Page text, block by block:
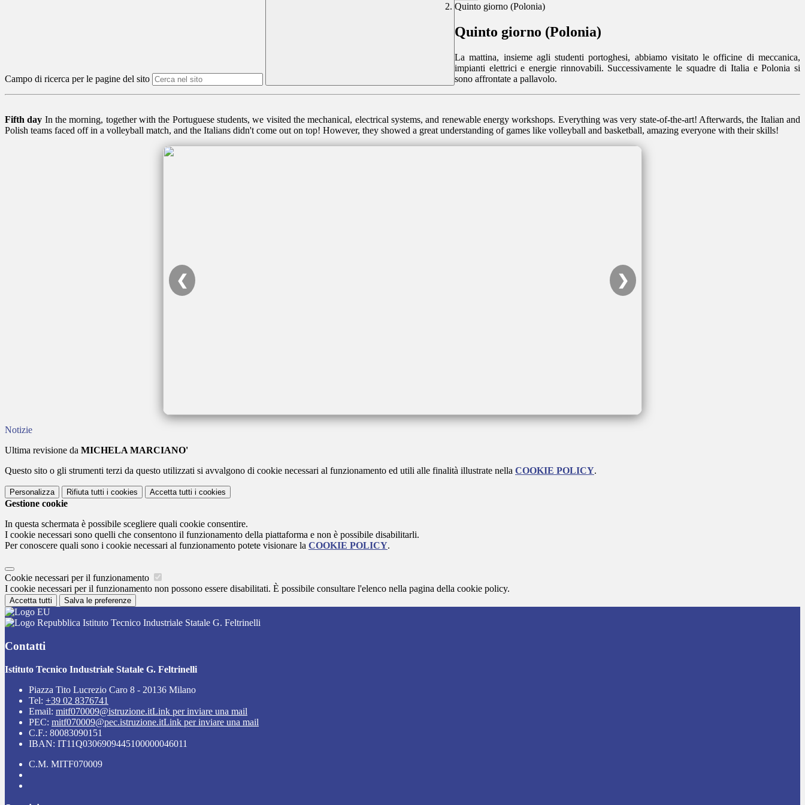
Campo di ricerca per le pagine del sito
Quinto giorno (Polonia)
Quinto giorno (Polonia)
La mattina, insieme agli studenti portoghesi, abbiamo visitato le officine di meccanica,
impianti elettrici e energie rinnovabili. Successivamente le squadre di Italia e Polonia si
sono affrontate a pallavolo.
Fifth day In the morning, together with the Portuguese students, we visited the mechanical, electrical systems, and renewable energy workshops. Everything was very state-of-the-art! Afterwards, the Italian and
Polish teams faced off in a volleyball match, and the Italians didn't come out on top! However, they showed a great understanding of games like volleyball and basketball, amazing everyone with their skills!
❮ ❯
Notizie
Ultima revisione da MICHELA MARCIANO'
Questo sito o gli strumenti terzi da questo utilizzati si avvalgono di cookie necessari al funzionamento ed utili alle finalità illustrate nella COOKIE POLICY.
Personalizza Rifiuta tutti i cookies Accetta tutti i cookies
Gestione cookie
In questa schermata è possibile scegliere quali cookie consentire.
I cookie necessari sono quelli che consentono il funzionamento della piattaforma e non è possibile disabilitarli.
Per conoscere quali sono i cookie necessari al funzionamento potete visionare la COOKIE POLICY.
Cookie necessari per il funzionamento
I cookie necessari per il funzionamento non possono essere disabilitati. È possibile consultare l'elenco nella pagina della cookie policy.
Accetta tutti Salva le preferenze
Istituto Tecnico Industriale Statale G. Feltrinelli
Contatti
Istituto Tecnico Industriale Statale G. Feltrinelli
Piazza Tito Lucrezio Caro 8 - 20136 Milano
Tel: +39 02 8376741
Email: mitf070009@istruzione.itLink per inviare una mail
PEC: mitf070009@pec.istruzione.itLink per inviare una mail
C.F.: 80083090151
IBAN: IT11Q0306909445100000046011
C.M. MITF070009